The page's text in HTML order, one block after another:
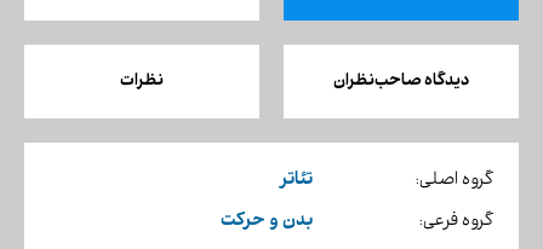
دیدگاه صاحب‌نظران نظرات
گروه اصلی: تئاتر
گروه فرعی: بدن و حرکت